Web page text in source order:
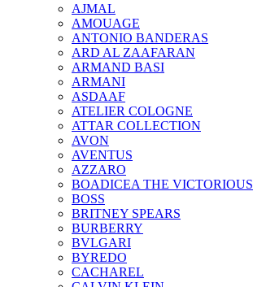
AJMAL
AMOUAGE
ANTONIO BANDERAS
ARD AL ZAAFARAN
ARMAND BASI
ARMANI
ASDAAF
ATELIER COLOGNE
ATTAR COLLECTION
AVON
AVENTUS
AZZARO
BOADICEA THE VICTORIOUS
BOSS
BRITNEY SPEARS
BURBERRY
BVLGARI
BYREDO
CACHAREL